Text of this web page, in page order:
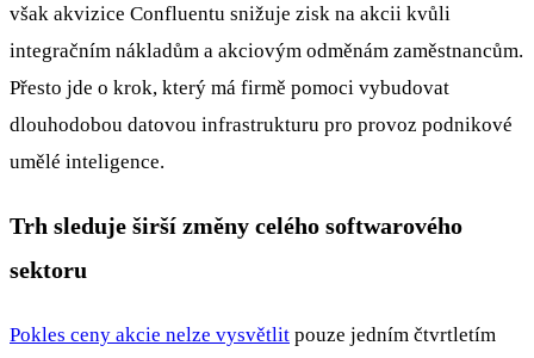
však akvizice Confluentu snižuje zisk na akcii kvůli
integračním nákladům a akciovým odměnám zaměstnancům.
Přesto jde o krok, který má firmě pomoci vybudovat
dlouhodobou datovou infrastrukturu pro provoz podnikové
umělé inteligence.
Trh sleduje širší změny celého softwarového
sektoru
Pokles ceny akcie nelze vysvětlit pouze jedním čtvrtletím